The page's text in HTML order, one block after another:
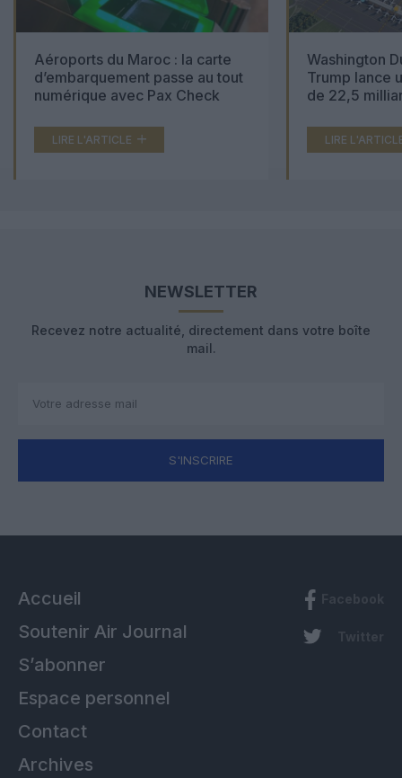
Aéroports du Maroc : la carte
d’embarquement passe au tout
numérique avec Pax Check
LIRE L'ARTICLE
Washington
Trump lance
de 22,5
LIRE
NEWSLETTER
Recevez notre actualité, directement dans votre boîte
mail.
S'INSCRIRE
Accueil
Soutenir Air Journal
S’abonner
Espace personnel
Contact
Archives